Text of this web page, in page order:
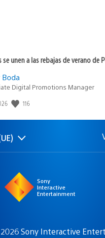
se unen a las rebajas de verano de
Digital Promotions Manager
116
Sony
Interactive
Entertainment
Sony Interactive